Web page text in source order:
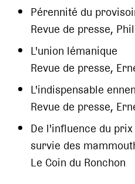
Pérennité du
Revue de presse,
L'union lémanique
Revue de presse,
L'indispensable
Revue de presse,
De l'influence du
survie des
Le Coin du Ronchon